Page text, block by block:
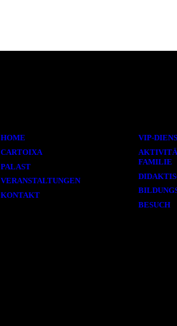
HOME
CARTOIXA
PALAST
VERANSTALTUNGEN
KONTAKT
VIP-
FAMILIE
BESUCH